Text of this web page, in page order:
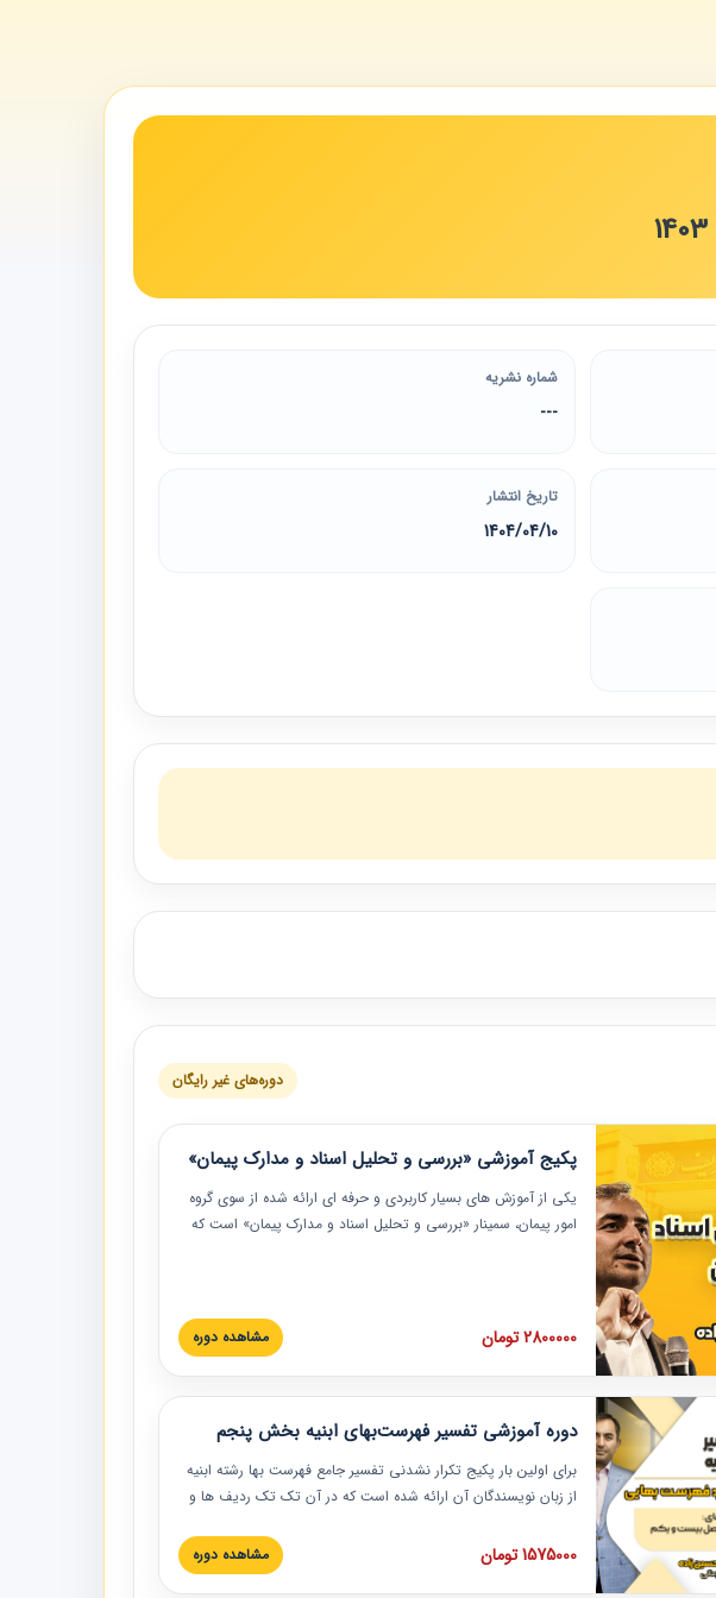
شماره نشریه
---
تاریخ انتشار
1404/04/10
دوره‌های غیر رایگان
پکیج آموزشی «بررسی و تحلیل اسناد و مدارک پیمان»
یکی از آموزش‏‏‏‏‏‏ های بسیار کاربردی و حرفه‏ ای ارائه شده از سوی گروه
امور پیمان، سمینار «بررسی و تحلیل اسناد و مدارک پیمان» است که
عملی در این خصوص ارائه شده است.
2800000 تومان مشاهده دوره
دوره آموزشی تفسیر فهرست‌بهای ابنیه بخش پنجم
برای اولین بار پکیج تکرار نشدنی تفسیر جامع فهرست بها رشته ابنیه
از زبان نویسندگان آن ارائه شده است که در آن تک تک ردیف ها و
تصویری بوده و به همراه تصاویر عملیات اجرایی مرتبط با ردیف های
فهرست بها ارائه شده است. این دوره با کلام مهندس
1575000 تومان مشاهده دوره